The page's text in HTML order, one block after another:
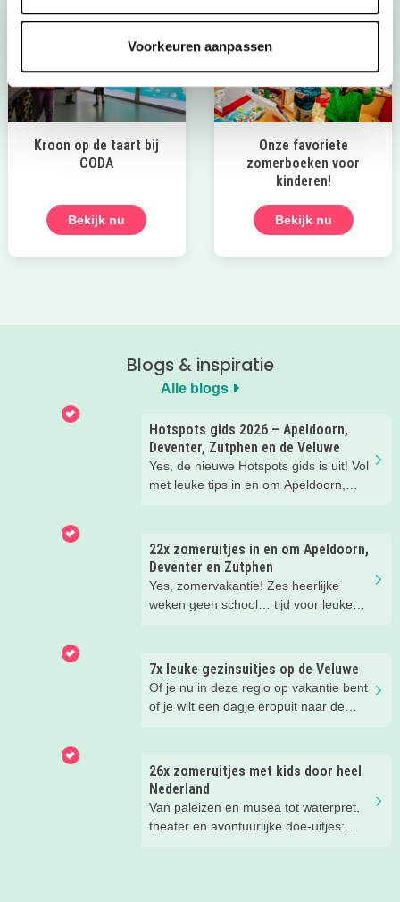
Voorkeuren aanpassen
Kroon op de taart bij
CODA
Bekijk nu
Onze favoriete
zomerboeken voor
kinderen!
Bekijk nu
Blogs & inspiratie
Alle blogs
Hotspots gids 2026 – Apeldoorn,
Deventer, Zutphen en de Veluwe
Yes, de nieuwe Hotspots gids is uit! Vol
met leuke tips in en om Apeldoorn,
hotspots gaan jullie bezoeken?
22x zomeruitjes in en om Apeldoorn,
Deventer en Zutphen
Yes, zomervakantie! Zes heerlijke
weken geen school… tijd voor leuke
Zutphen en de Veluwe. Wij
verzamelden de leukste zomeruitjes
met kinderen voor je.
7x leuke gezinsuitjes op de Veluwe
Of je nu in deze regio op vakantie bent
of je wilt een dagje eropuit naar de
26x zomeruitjes met kids door heel
Nederland
Van paleizen en musea tot waterpret,
theater en avontuurlijke doe-uitjes: